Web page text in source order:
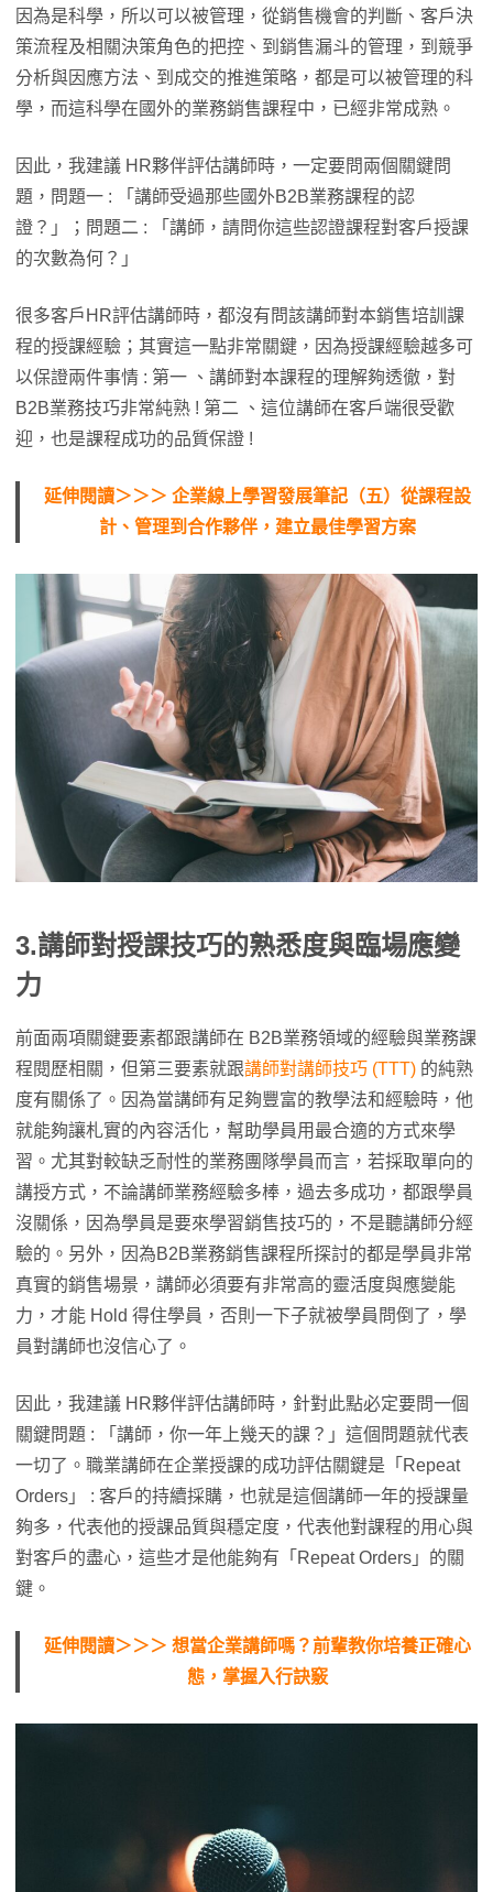
因為是科學，所以可以被管理，從銷售機會的判斷、客戶決
策流程及相關決策角色的把控、到銷售漏斗的管理，到競爭
分析與因應方法、到成交的推進策略，都是可以被管理的科
學，而這科學在國外的業務銷售課程中，已經非常成熟。
因此，我建議 HR夥伴評估講師時，一定要問兩個關鍵問
題，問題一 : 「講師受過那些國外B2B業務課程的認
證？」；問題二 : 「講師，請問你這些認證課程對客戶授課
的次數為何？」
很多客戶HR評估講師時，都沒有問該講師對本銷售培訓課
程的授課經驗；其實這一點非常關鍵，因為授課經驗越多可
以保證兩件事情 : 第一 、講師對本課程的理解夠透徹，對
B2B業務技巧非常純熟 ! 第二 、這位講師在客戶端很受歡
迎，也是課程成功的品質保證 !
延伸閱讀＞＞＞ 企業線上學習發展筆記（五）從課程設
計、管理到合作夥伴，建立最佳學習方案
3.講師對授課技巧的熟悉度與臨場應變
力
前面兩項關鍵要素都跟講師在 B2B業務領域的經驗與業務課
程閱歷相關，但第三要素就跟講師對講師技巧 (TTT) 的純熟
度有關係了。因為當講師有足夠豐富的教學法和經驗時，他
就能夠讓札實的內容活化，幫助學員用最合適的方式來學
習。尤其對較缺乏耐性的業務團隊學員而言，若採取單向的
講授方式，不論講師業務經驗多棒，過去多成功，都跟學員
沒關係，因為學員是要來學習銷售技巧的，不是聽講師分經
驗的。另外，因為B2B業務銷售課程所探討的都是學員非常
真實的銷售場景，講師必須要有非常高的靈活度與應變能
力，才能 Hold 得住學員，否則一下子就被學員問倒了，學
員對講師也沒信心了。
因此，我建議 HR夥伴評估講師時，針對此點必定要問一個
關鍵問題 : 「講師，你一年上幾天的課？」這個問題就代表
一切了。職業講師在企業授課的成功評估關鍵是「Repeat
Orders」 : 客戶的持續採購，也就是這個講師一年的授課量
夠多，代表他的授課品質與穩定度，代表他對課程的用心與
對客戶的盡心，這些才是他能夠有「Repeat Orders」的關
鍵。
延伸閱讀＞＞＞ 想當企業講師嗎？前輩教你培養正確心
態，掌握入行訣竅